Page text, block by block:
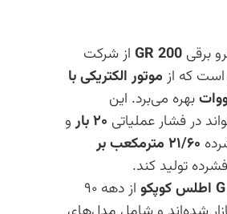
برقی GR 200 از شرکت
است که از موتور الکتریکی با
بهره می‌برد. این
در فشار عملیاتی ۲۰ بار
و
۲۱/۶۰ مترمکعب بر
تولید کند.
G اطلس کوپکو
از دهه ۹۰